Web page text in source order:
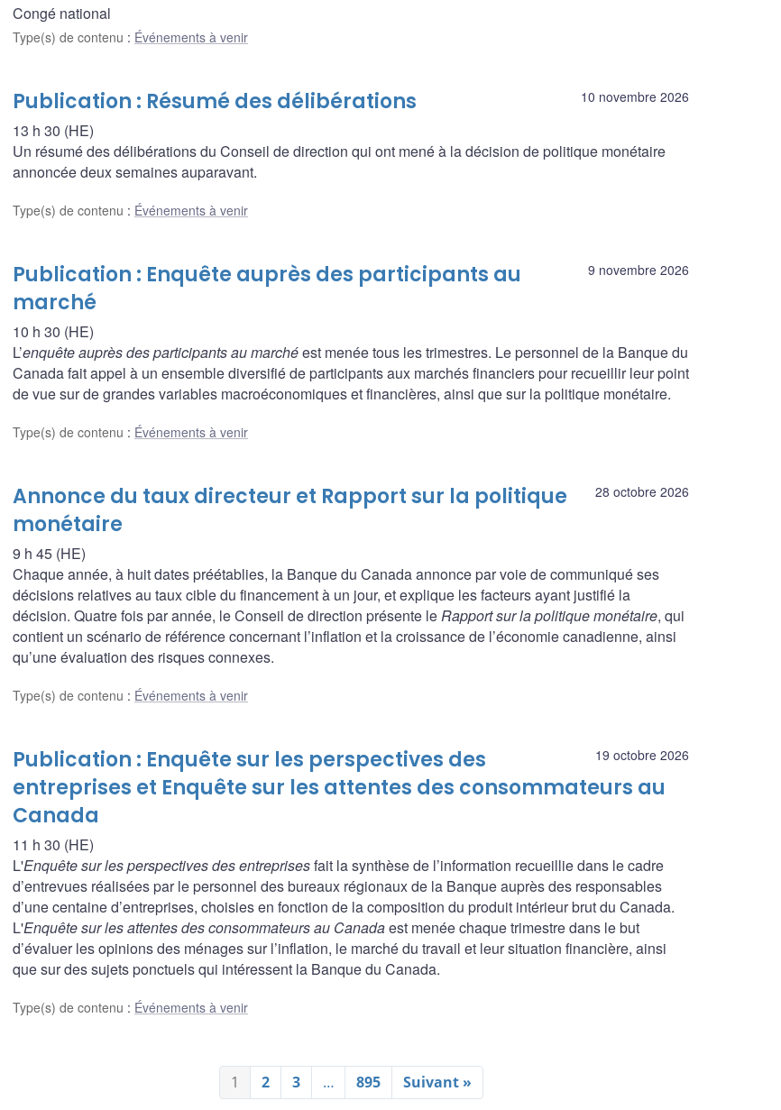
Congé national
Type(s) de contenu : Événements à venir
10 novembre 2026
Publication : Résumé des délibérations
13 h 30 (HE)
Un résumé des délibérations du Conseil de direction qui ont mené à la décision de politique monétaire
annoncée deux semaines auparavant.
Type(s) de contenu : Événements à venir
9 novembre 2026
Publication : Enquête auprès des participants au
marché
10 h 30 (HE)
L’enquête auprès des participants au marchéest menée tous les trimestres. Le personnel de la Banque du
Canada fait appel à un ensemble diversifié de participants aux marchés financiers pour recueillir leur point
de vue sur de grandes variables macroéconomiques et financières, ainsi que sur la politique monétaire.
Type(s) de contenu : Événements à venir
28 octobre 2026
Annonce du taux directeur et Rapport sur la politique
monétaire
9 h 45 (HE)
Chaque année, à huit dates préétablies, la Banque du Canada annonce par voie de communiqué ses
décisions relatives au taux cible du financement à un jour, et explique les facteurs ayant justifié la
décision. Quatre fois par année, le Conseil de direction présente leRapport sur la politique monétaire, qui
contient un scénario de référence concernant l’inflation et la croissance de l’économie canadienne, ainsi
qu’une évaluation des risques connexes.
Type(s) de contenu : Événements à venir
19 octobre 2026
Publication : Enquête sur les perspectives des
entreprises et Enquête sur les attentes des consommateurs au
Canada
11 h 30 (HE)
L'Enquête sur les perspectives des entreprisesfait la synthèse de l’information recueillie dans le cadre
d’entrevues réalisées par le personnel des bureaux régionaux de la Banque auprès des responsables
d’une centaine d’entreprises, choisies en fonction de la composition du produit intérieur brut du Canada.
L'Enquête sur les attentes des consommateurs au Canadaest menée chaque trimestre dans le but
d’évaluer les opinions des ménages sur l’inflation, le marché du travail et leur situation financière, ainsi
que sur des sujets ponctuels qui intéressent la Banque du Canada.
Type(s) de contenu : Événements à venir
1 2 3 … 895 Suivant »